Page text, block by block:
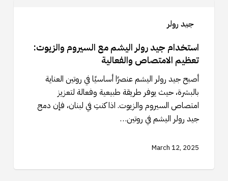
اليشم
السيروم
والزيوت:
تعظيم
الامتصاص
والفعالية
جيد رولر
استخدام جيد رولر اليشم مع السيروم والزيوت:
تعظيم الامتصاص والفعالية
أصبح جيد رولر اليشم عنصرًا أساسيًا في روتين العناية
بالبشرة، حيث يوفر طريقة طبيعية وفعالة لتعزيز
امتصاص السيروم والزيوت. اذا كنتِ في لبنان، فإن دمج
جيد رولر اليشم في روتين…
March 12, 2025